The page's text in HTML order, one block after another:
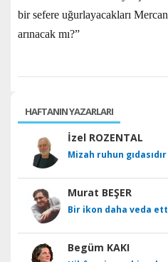
bir sefere uğurlayacakları
arınacak mı?”
HAFTANIN YAZARLARI
İzel ROZENTAL
Mizah ruhun gıdasıdır
Murat BEŞER
Bir ikon daha veda
Begüm KAKI